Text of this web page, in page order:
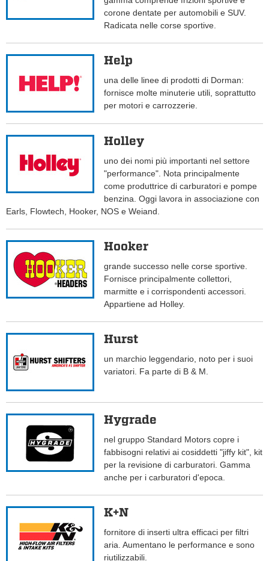
corone dentate per automobili e SUV.
Radicata nelle corse sportive.
Help
una delle linee di prodotti di Dorman:
fornisce molte minuterie utili, soprattutto
per motori e carrozzerie.
Holley
uno dei nomi più importanti nel settore
"performance". Nota principalmente
come produttrice di carburatori e pompe
benzina. Oggi lavora in associazione con
Earls, Flowtech, Hooker, NOS e Weiand.
Hooker
grande successo nelle corse sportive.
Fornisce principalmente collettori,
marmitte e i corrispondenti accessori.
Appartiene ad Holley.
Hurst
un marchio leggendario, noto per i suoi
variatori. Fa parte di B & M.
Hygrade
nel gruppo Standard Motors copre i
fabbisogni relativi ai cosiddetti "jiffy kit", kit
per la revisione di carburatori. Gamma
anche per i carburatori d'epoca.
K+N
fornitore di inserti ultra efficaci per filtri
aria. Aumentano le performance e sono
riutilizzabili.